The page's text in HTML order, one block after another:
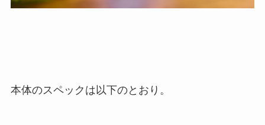
本体のスペックは以下のとおり。